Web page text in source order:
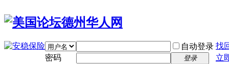
自动登录 找
密码
登录
立